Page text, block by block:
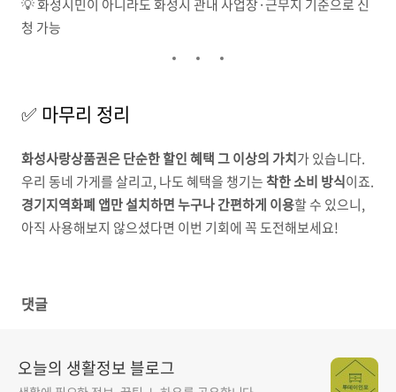
💡 화성시민이 아니라도 화성시 관내 사업장·근무지 기준으로 신
청 가능
✅ 마무리 정리
화성사랑상품권은 단순한 할인 혜택 그 이상의 가치가 있습니다.
우리 동네 가게를 살리고, 나도 혜택을 챙기는착한 소비 방식이죠.
경기지역화폐 앱만 설치하면 누구나 간편하게 이용할 수 있으니,
아직 사용해보지 않으셨다면 이번 기회에 꼭 도전해보세요!
댓글
오늘의 생활정보 블로그